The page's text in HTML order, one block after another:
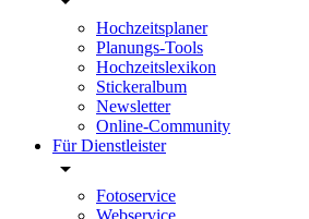
Hochzeitsplaner
Planungs-Tools
Hochzeitslexikon
Stickeralbum
Newsletter
Online-Community
Für Dienstleister
Fotoservice
Webservice